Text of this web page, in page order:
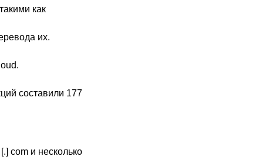
как
их.
составили 177
com и несколько